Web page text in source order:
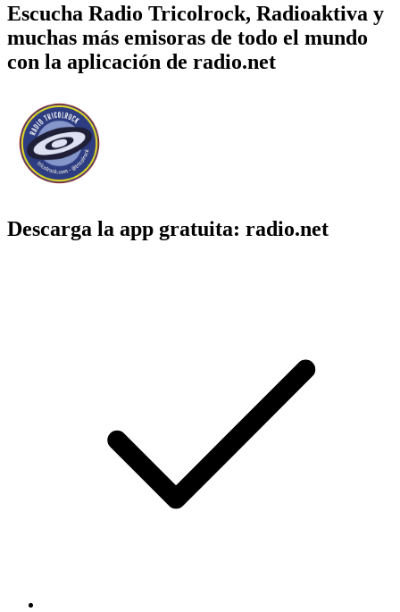
Escucha Radio Tricolrock, Radioaktiva y
muchas más emisoras de todo el mundo
con la aplicación de radio.net
Descarga la app gratuita: radio.net